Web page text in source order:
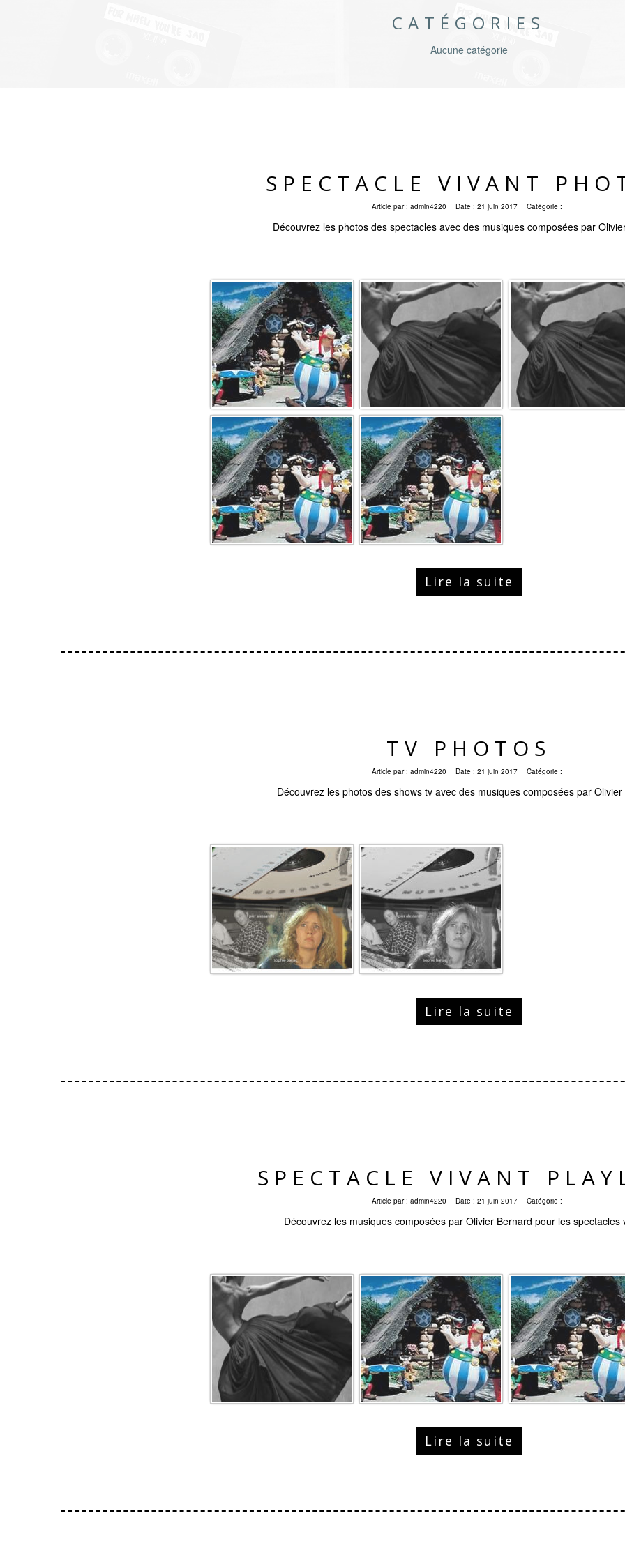
CATÉGORIES
Aucune catégorie
SPECTACLE VIVANT
Article par : admin4220 Date : 21 juin 2017 Catégorie :
Découvrez les photos des spectacles avec des musiques composées par
Lire la suite
TV PHOTOS
Article par : admin4220 Date : 21 juin 2017 Catégorie :
Découvrez les photos des shows tv avec des musiques composées par Olivier
Lire la suite
SPECTACLE VIVANT
Article par : admin4220 Date : 21 juin 2017 Catégorie :
Découvrez les musiques composées par Olivier Bernard pour les spectacles
Lire la suite